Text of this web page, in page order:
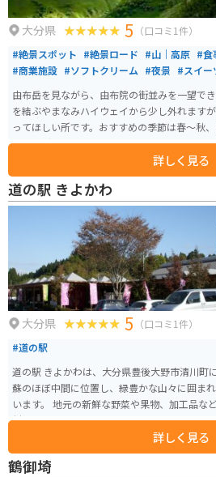
大分県 5 （口コミ1件）
#絶景スポット #絶景ロード #山｜高原 #食
#商業施設 #ソフトクリーム #夜景 #スイー
由布岳を見ながら、由布院の街並みを一望で
を結ぶやまなみハイウェイから少し外れます
ってほしい所です。おすすめの季節は春～秋
ーリングスポットです。
詳しく見る
道の駅 きよかわ
大分県 5 （口コミ1件）
#道の駅
道の駅 きよかわは、大分県豊後大野市清川町
蘇のほぼ中間に位置し、緑豊かな山々に囲ま
います。 地元の新鮮な野菜や果物、加工品などを販売する物産館や、地元食
材を使った料理を提供するレストランがあり
野市産の新鮮な野菜をふんだんに使った「だんご汁」です
よかわは、バイクツーリングの拠点としても
など、周辺には風光明媚なツーリングスポッ
詳しく見る
鶴御埼